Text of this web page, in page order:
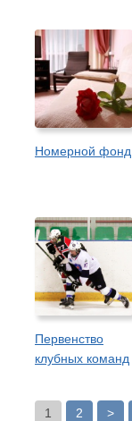
Номерной фонд
Первенство
клубных команд
1 2 >